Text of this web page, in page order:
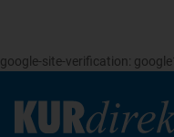
google-site-verification: